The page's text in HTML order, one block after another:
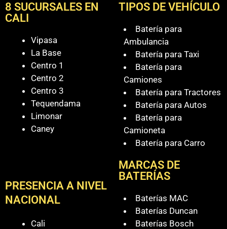
8 SUCURSALES EN
CALI
Vipasa
La Base
Centro 1
Centro 2
Centro 3
Tequendama
Limonar
Caney
PRESENCIA A NIVEL
NACIONAL
Cali
TIPOS DE VEHÍCULO
Batería para
Ambulancia
Batería para Taxi
Batería para
Camiones
Batería para Tractores
Batería para Autos
Batería para
Camioneta
Batería para Carro
MARCAS DE
BATERÍAS
Baterías MAC
Baterías Duncan
Baterías Bosch